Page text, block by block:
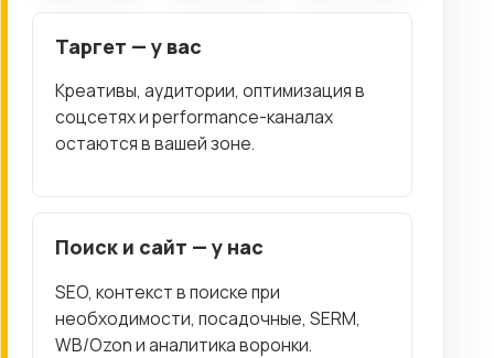
Таргет — у вас
Креативы, аудитории, оптимизация в
соцсетях и performance-каналах
остаются в вашей зоне.
Поиск и сайт — у нас
SEO, контекст в поиске при
необходимости, посадочные, SERM,
WB/Ozon и аналитика воронки.